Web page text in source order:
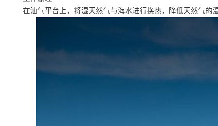
在油气平台上，将湿天然气与海水进行换热，降低天然气的